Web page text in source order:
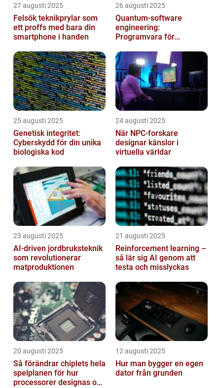
27 augusti 2025
Felsök teknikprylar som
ett proffs med bara din
smartphone i handen
26 augusti 2025
Quantum‑software
engineering:
Programvara för
25 augusti 2025
Genetisk integritet:
Cyberskydd för din unika
biologiska kod
24 augusti 2025
När NPC-forskare
designar känslor i
virtuella världar
23 augusti 2025
AI‑driven jordbruksteknik
som revolutionerar
matproduktionen
21 augusti 2025
Reinforcement learning –
så lär sig AI genom att
testa och misslyckas
20 augusti 2025
Så förändrar chiplets hela
spelplanen för hur
processorer designas och
12 augusti 2025
Hur man bygger en egen
dator från grunden